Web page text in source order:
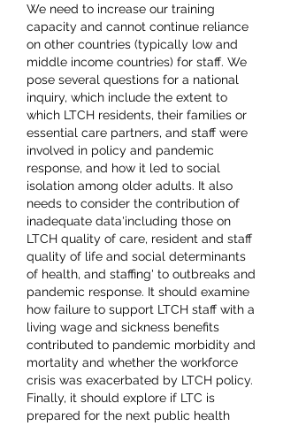
We need to increase our training
capacity and cannot continue reliance
on other countries (typically low and
middle income countries) for staff. We
pose several questions for a national
inquiry, which include the extent to
which LTCH residents, their families or
essential care partners, and staff were
involved in policy and pandemic
response, and how it led to social
isolation among older adults. It also
needs to consider the contribution of
inadequate data'including those on
LTCH quality of care, resident and staff
quality of life and social determinants
of health, and staffing' to outbreaks and
pandemic response. It should examine
how failure to support LTCH staff with a
living wage and sickness benefits
contributed to pandemic morbidity and
mortality and whether the workforce
crisis was exacerbated by LTCH policy.
Finally, it should explore if LTC is
prepared for the next public health